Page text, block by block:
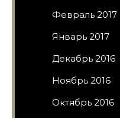
Февраль 2017
Январь 2017
Декабрь 2016
Ноябрь 2016
Октябрь 2016